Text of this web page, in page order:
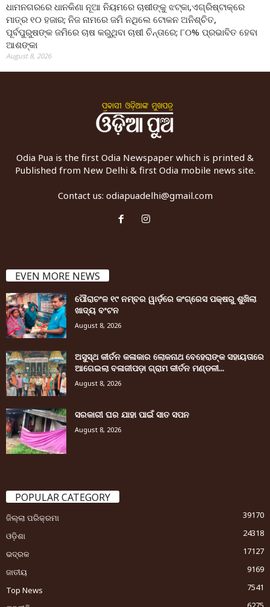
ଧାମନଗରରେ ଧାନକିଣା ନୂଆ ନିୟମରେ ଚାଷୀଙ୍କୁ ଝଟ୍‌କା,ଏଗ୍ରିଷ୍ଟାକ୍‌ରେ
ମାତ୍ର ୧୦ ହଜାର; ନିଜ ନାମରେ ଜମି ନଥିଲେ ଟୋକନ ଅନିଶ୍ଚିତ,
ପୂର୍ବପୁରୁଷଙ୍କ ଜମିରେ ଚାଷ କରୁଥିବା ଚାଷୀ ଚିନ୍ତାରେ; ୮୦% ପ୍ରଭାବିତ ହେବା
ଆଶଙ୍କା
August 8, 2026
Odia Pua is the first Odia Newspaper which is printed &
Published from New Delhi & first Odia mobile news site.
Contact us: odiapuadelhi@gmail.com
EVEN MORE NEWS
ପୌରାଚଂଳ ୧୯ ନମ୍ବର ୱାର୍ଡ଼ରେ କଂଗ୍ରେସ ପକ୍ଷରୁ ଶୁଖିଲା
ଖାଦ୍ୟ ବଂଟନ
August 8, 2026
ଅସୁସ୍ଥ କୀର୍ତନ କଳାକାର ଲୋକନାଥ ବେହେରାଙ୍କ ସହାୟତାରେ
ଆଗେଇଲା ବଳାଜୀପଡ଼ା ଗ୍ରାମ କୀର୍ତନ ମଣ୍ଡଳୀ...
August 8, 2026
ସରକାରୀ ଘର ଯାହା ପାଇଁ ସାତ ସପନ
August 8, 2026
POPULAR CATEGORY
ଜିଲ୍ଲା ପରିକ୍ରମା
39170
ଓଡ଼ିଶା
24318
ଭଦ୍ରକ
17127
ଜାତୀୟ
9169
Top News
7541